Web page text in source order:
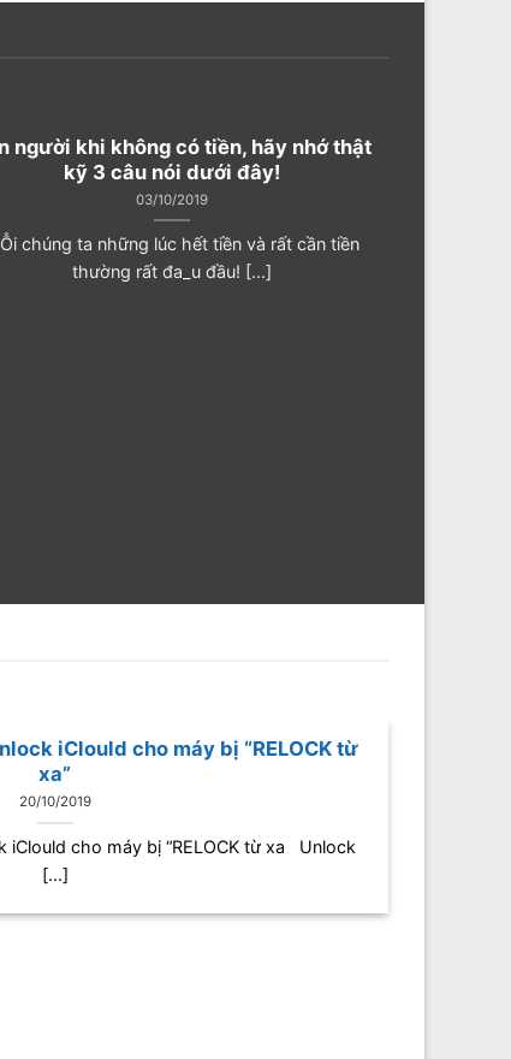
người khi không có tiền, hãy nhớ thật
kỹ 3 câu nói dưới đây!
03/10/2019
chúng ta những lúc hết tiền và rất cần tiền
thường rất đ‌a_u đầu! [...]
iClould cho máy bị “RELOCK từ
xa”
20/10/2019
cho máy bị “RELOCK từ xa Unlock
[...]